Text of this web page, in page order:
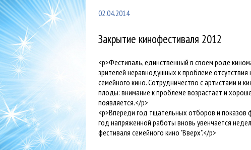
02.04.2014
Закрытие кинофестиваля 2012
<p>Фестиваль, единственный в своем роде
зрителей неравнодушных к проблеме отсутствия
семейного кино. Сотрудничество с артистами и
плоды: внимание к проблеме возрастает и
появляется.</p>
<p>Впереди год тщательных отборов и показов
год напряженной работы вновь увенчается
фестиваля семейного кино "Вверх".</p>